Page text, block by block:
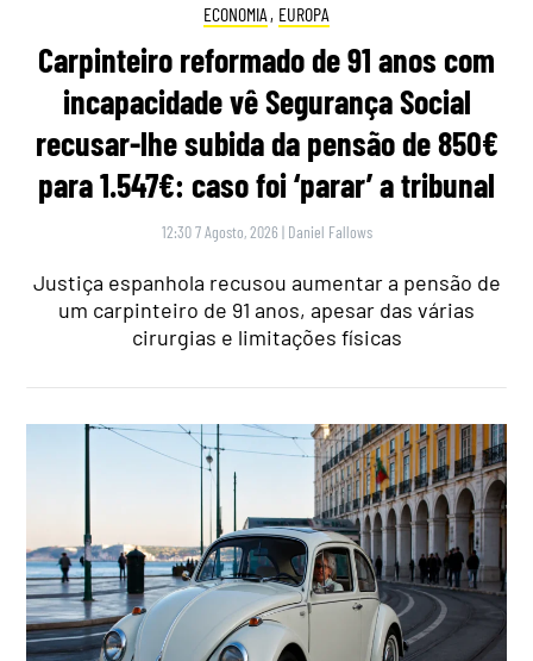
ECONOMIA , EUROPA
Carpinteiro reformado de 91 anos com
incapacidade vê Segurança Social
recusar-lhe subida da pensão de 850€
para 1.547€: caso foi ‘parar’ a tribunal
12:30 7 Agosto, 2026 | Daniel Fallows
Justiça espanhola recusou aumentar a pensão de
um carpinteiro de 91 anos, apesar das várias
cirurgias e limitações físicas